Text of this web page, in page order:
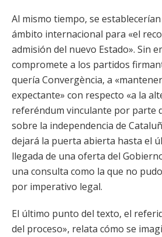
Al mismo tiempo, se
ámbito internacional para «el
admisión del nuevo Estado». Sin
compromete a los partidos
quería Convergència, a
expectante» con respecto «a la
referéndum vinculante por parte
sobre la independencia de
dejará la puerta abierta hasta el
llegada de una oferta del
una consulta como la que no
por imperativo legal.
El último punto del texto, el
del proceso», relata cómo se